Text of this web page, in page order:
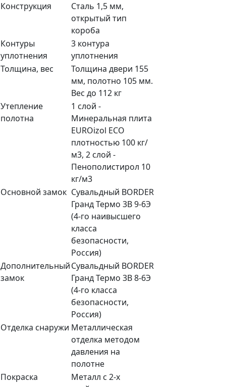
Конструкция
Сталь 1,5 мм,
открытый тип
короба
Контуры
уплотнения
3 контура
уплотнения
Толщина, вес
Толщина двери 155
мм, полотно 105 мм.
Вес до 112 кг
Утепление
полотна
1 слой -
Минеральная плита
EUROizol ECO
плотностью 100 кг/
м3, 2 слой -
Пенополистирол 10
кг/м3
Основной замок Сувальдный BORDER
Гранд Термо 3В 9-6Э
(4-го наивысшего
класса
безопасности,
Россия)
Дополнительный
замок
Сувальдный BORDER
Гранд Термо 3В 8-6Э
(4-го класса
безопасности,
Россия)
Отделка снаружи Металлическая
отделка методом
давления на
полотне
Покраска
Металл с 2-х